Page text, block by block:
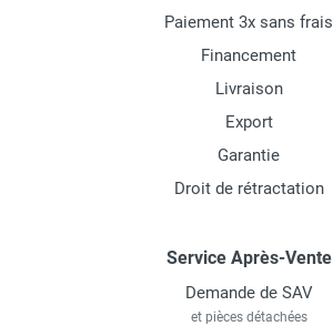
Paiement 3x sans frais
Financement
Livraison
Export
Garantie
Droit de rétractation
Service Après-Vente
Demande de SAV
et pièces détachées